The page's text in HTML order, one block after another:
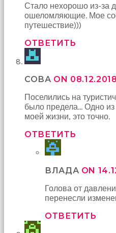
Стало нехорошо из-за
ошеломляющие. Мое
путешествие)))
ОТВЕТИТЬ
СОВА ON 08.12.2018
Поселились на
было предела… Одно
моей жизни, это точно.
ОТВЕТИТЬ
ВЛАДА ON
Голова от
перенесли
ОТВЕТИТЬ